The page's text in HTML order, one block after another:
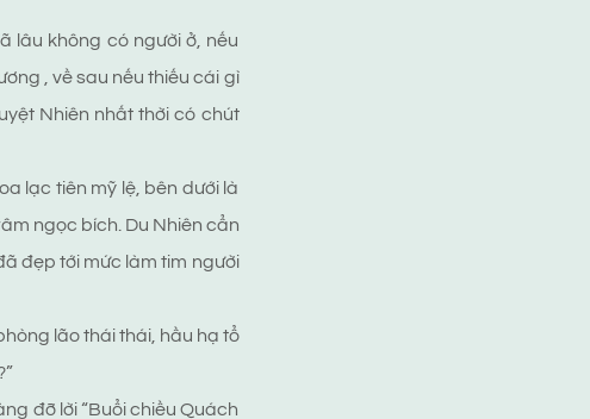
lâu không có người ở, nếu
, về sau nếu thiếu cái gì
Nhiên nhất thời có chút
lạc tiên mỹ lệ, bên dưới là
ngọc bích. Du Nhiên cẩn
đẹp tới mức làm tim người
lão thái thái, hầu hạ tổ
đỡ lời “Buổi chiều Quách